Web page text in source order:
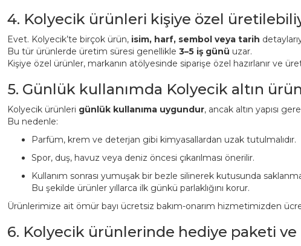
4. Kolyecik ürünleri kişiye özel
Evet. Kolyecik’te birçok ürün, isim, harf, sembol veya tarih
Bu tür ürünlerde üretim süresi genellikle 3–5 iş günü uzar.
Kişiye özel ürünler, markanın atölyesinde siparişe özel hazırlanır ve
5. Günlük kullanımda Kolyecik altın
Kolyecik ürünleri günlük kullanıma uygundur, ancak altın yapısı
Bu nedenle:
Parfüm, krem ve deterjan gibi kimyasallardan uzak tutulmalıdır.
Spor, duş, havuz veya deniz öncesi çıkarılması önerilir.
Kullanım sonrası yumuşak bir bezle silinerek kutusunda
Bu şekilde ürünler yıllarca ilk günkü parlaklığını korur.
Ürünlerimize ait ömür bayı ücretsiz bakım-onarım hizmetimizden
6. Kolyecik ürünlerinde hediye paketi